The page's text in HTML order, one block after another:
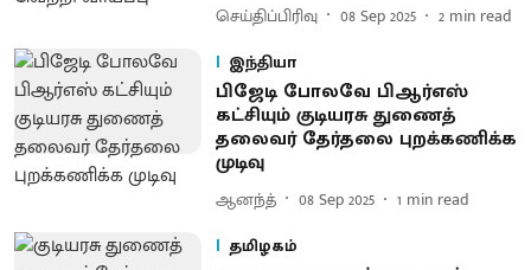
செய்திப்பிரிவு 08 Sep 2025 2 min read
இந்தியா
பிஜேடி போலவே பிஆர்எஸ்
கட்சியும் குடியரசு துணைத்
தலைவர் தேர்தலை புறக்கணிக்க
முடிவு
ஆனந்த் 08 Sep 2025 1 min read
தமிழகம்